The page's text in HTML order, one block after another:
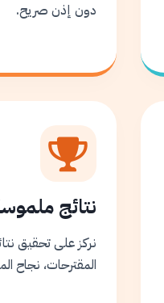
دون إذن صريح.
نتائج
نركز على تحقيق
المقترحات، نجاح